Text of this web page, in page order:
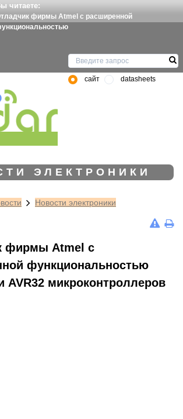
читаете:
фирмы Atmel c расширенной
сайт datasheets
ЭЛЕКТРОНИКИ
Новости электроники
фирмы Atmel c
функциональностью
AVR32 микроконтроллеров